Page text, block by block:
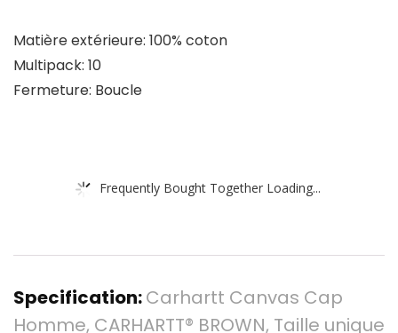
Matière extérieure: 100% coton
Multipack: 10
Fermeture: Boucle
Frequently Bought Together Loading...
Specification:Carhartt Canvas Cap
Homme, CARHARTT® BROWN, Taille unique